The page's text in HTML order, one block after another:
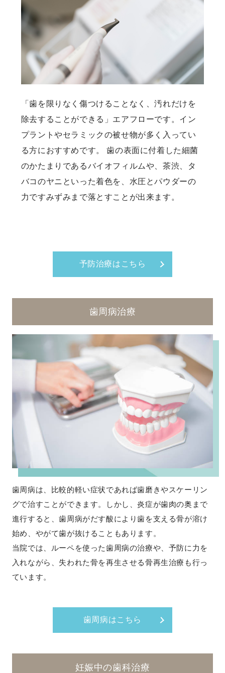
「歯を限りなく傷つけることなく、汚れだけを
除去することができる」エアフローです。イン
プラントやセラミックの被せ物が多く入ってい
る方におすすめです。 歯の表面に付着した細菌
のかたまりであるバイオフィルムや、茶渋、タ
バコのヤニといった着色を、水圧とパウダーの
力ですみずみまで落とすことが出来ます。
予防治療はこちら
歯周病治療
歯周病は、比較的軽い症状であれば歯磨きやスケーリン
グで治すことができます。しかし、炎症が歯肉の奥まで
進行すると、歯周病がだす酸により歯を支える骨が溶け
始め、やがて歯が抜けることもあります。
当院では、ルーペを使った歯周病の治療や、予防に力を
入れながら、失われた骨を再生させる骨再生治療も行っ
ています。​
歯周病はこちら
妊娠中の歯科治療​